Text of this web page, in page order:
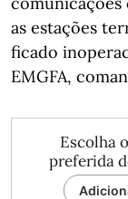
as estações
ficado
EMGFA,
Escolha
preferida